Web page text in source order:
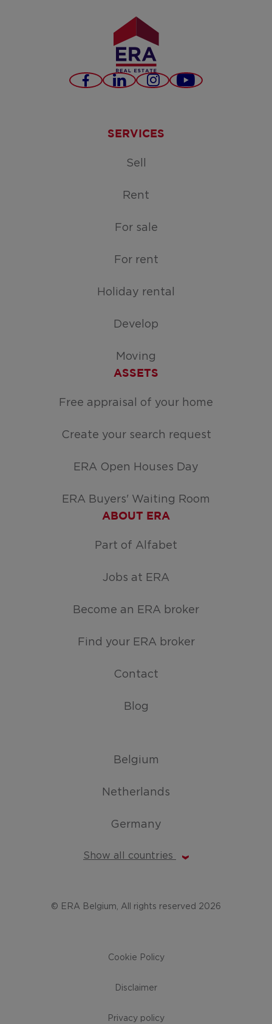
Facebook
LinkedInInstagram
Youtube
SERVICES
Sell
Rent
For sale
For rent
Holiday rental
Develop
Moving
ASSETS
Free appraisal of your home
Create your search request
ERA Open Houses Day
ERA Buyers' Waiting Room
ABOUT ERA
Part of Alfabet
Jobs at ERA
Become an ERA broker
Find your ERA broker
Contact
Blog
Belgium
Netherlands
Germany
Show all countries
© ERA Belgium, All rights reserved 2026
Cookie Policy
Disclaimer
Privacy policy